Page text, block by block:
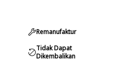
Remanufaktur
Tidak Dapat
Dikembalikan